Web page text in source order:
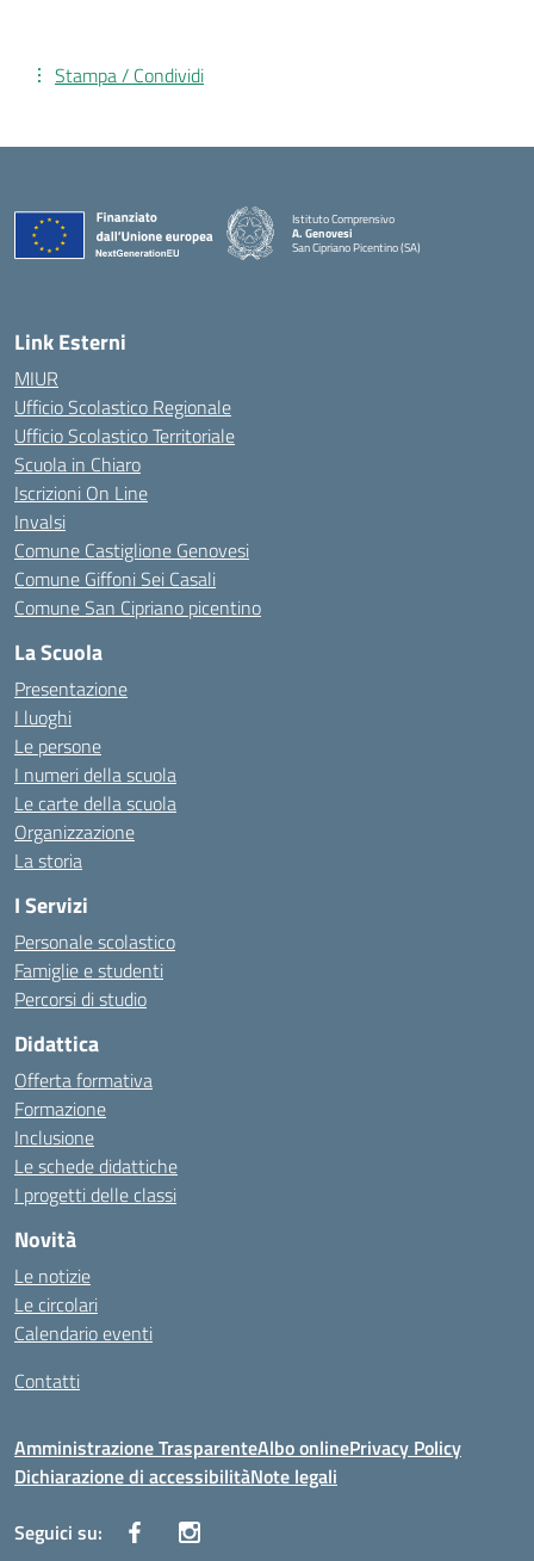
Stampa / Condividi
Istituto Comprensivo
A. Genovesi
San Cipriano Picentino (SA)
— Visita la pagina iniziale della scuola
Link Esterni
MIUR
Ufficio Scolastico Regionale
Ufficio Scolastico Territoriale
Scuola in Chiaro
Iscrizioni On Line
Invalsi
Comune Castiglione Genovesi
Comune Giffoni Sei Casali
Comune San Cipriano picentino
La Scuola
Presentazione
I luoghi
Le persone
I numeri della scuola
Le carte della scuola
Organizzazione
La storia
I Servizi
Personale scolastico
Famiglie e studenti
Percorsi di studio
Didattica
Offerta formativa
Formazione
Inclusione
Le schede didattiche
I progetti delle classi
Novità
Le notizie
Le circolari
Calendario eventi
Contatti
Amministrazione TrasparenteAlbo onlinePrivacy Policy
Dichiarazione di accessibilitàNote legali
Seguici su: